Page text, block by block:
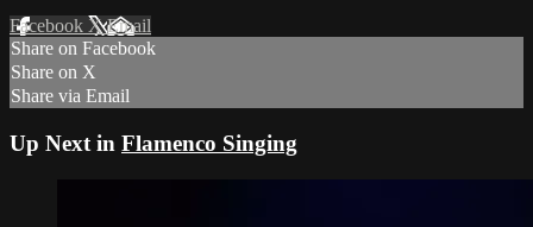
Facebook XEmail
Share on Facebook
Share on X
Share via Email
Up Next in Flamenco Singing